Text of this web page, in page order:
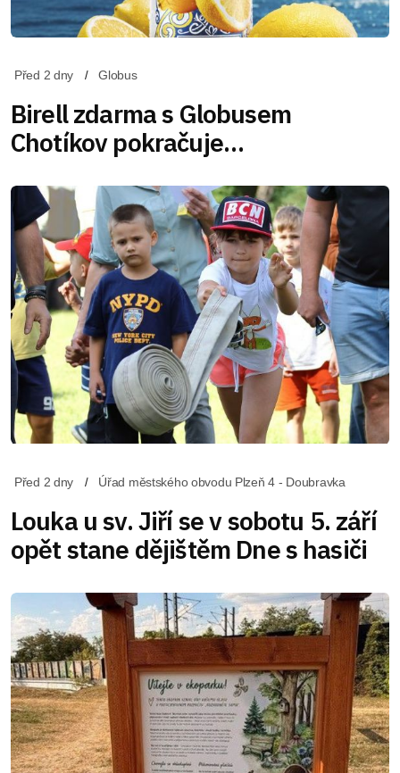
Před 2 dny Globus
Birell zdarma s Globusem
Chotíkov pokračuje…
Před 2 dny Úřad městského obvodu Plzeň 4 - Doubravka
Louka u sv. Jiří se v sobotu 5. září
opět stane dějištěm Dne s hasiči